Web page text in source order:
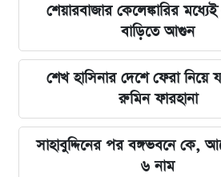
শেয়ারবাজার কেলেঙ্কারির
বাড়িতে আগুন
শেখ হাসিনার দেশে ফেরা নিয়ে
রুমিন ফারহানা
সাহাবুদ্দিনের পর বঙ্গভবনে কে,
৬ নাম